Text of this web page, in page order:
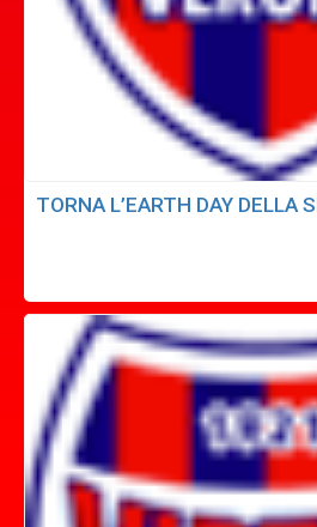
TORNA L’EARTH DAY DELLA